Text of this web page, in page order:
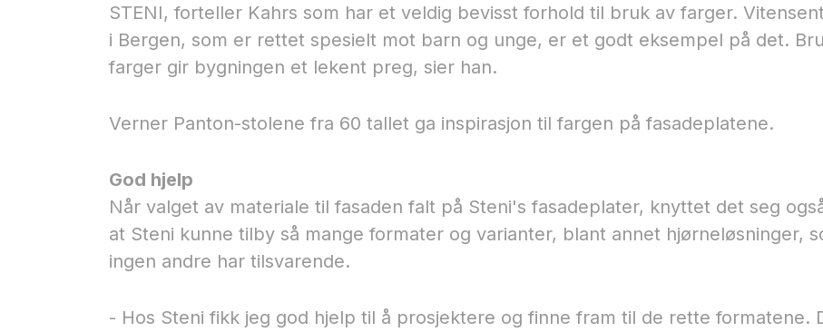
STENI, forteller Kahrs som har et veldig bevisst forhold til bruk av farger.
i Bergen, som er rettet spesielt mot barn og unge, er et godt eksempel på det.
farger gir bygningen et lekent preg, sier han.
Verner Panton-stolene fra 60 tallet ga inspirasjon til fargen på fasadeplatene.
God hjelp
Når valget av materiale til fasaden falt på Steni's fasadeplater, knyttet det seg
at Steni kunne tilby så mange formater og varianter, blant annet hjørneløsninger,
ingen andre har tilsvarende.
- Hos Steni fikk jeg god hjelp til å prosjektere og finne fram til de rette formatene.